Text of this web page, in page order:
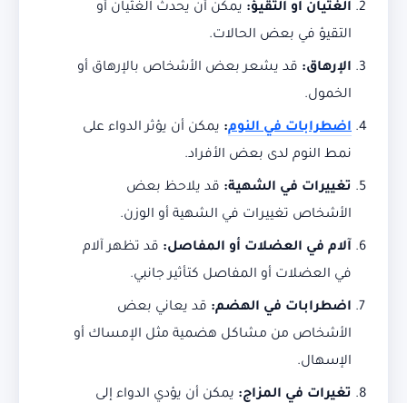
الغثيان أو التقيؤ: يمكن أن يحدث الغثيان أو
التقيؤ في بعض الحالات.
الإرهاق: قد يشعر بعض الأشخاص بالإرهاق أو
الخمول.
اضطرابات في النوم: يمكن أن يؤثر الدواء على
نمط النوم لدى بعض الأفراد.
تغييرات في الشهية: قد يلاحظ بعض
الأشخاص تغييرات في الشهية أو الوزن.
آلام في العضلات أو المفاصل: قد تظهر آلام
في العضلات أو المفاصل كتأثير جانبي.
اضطرابات في الهضم: قد يعاني بعض
الأشخاص من مشاكل هضمية مثل الإمساك أو
الإسهال.
تغيرات في المزاج: يمكن أن يؤدي الدواء إلى